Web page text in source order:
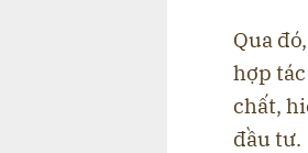
Qua
hợp
chất,
đầu tư.